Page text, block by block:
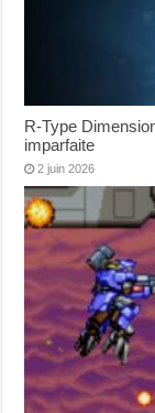
R-Type
imparfaite
2 juin 2026